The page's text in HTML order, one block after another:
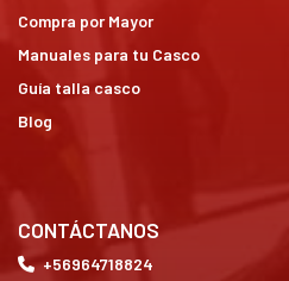
Compra por Mayor
Manuales para tu Casco
Guía talla casco
Blog
CONTÁCTANOS
+56964718824